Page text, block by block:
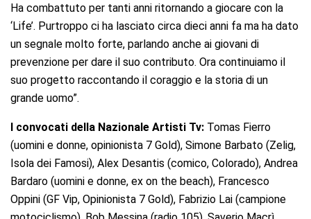
Ha combattuto per tanti anni ritornando a giocare con la
‘Life’. Purtroppo ci ha lasciato circa dieci anni fa ma ha dato
un segnale molto forte, parlando anche ai giovani di
prevenzione per dare il suo contributo. Ora continuiamo il
suo progetto raccontando il coraggio e la storia di un
grande uomo”.
I convocati della Nazionale Artisti Tv: Tomas Fierro
(uomini e donne, opinionista 7 Gold), Simone Barbato (Zelig,
Isola dei Famosi), Alex Desantis (comico, Colorado), Andrea
Bardaro (uomini e donne, ex on the beach), Francesco
Oppini (GF Vip, Opinionista 7 Gold), Fabrizio Lai (campione